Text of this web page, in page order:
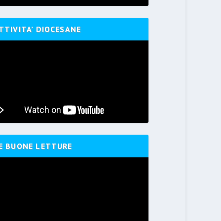
DIOCESANE
BUONE LETTURE